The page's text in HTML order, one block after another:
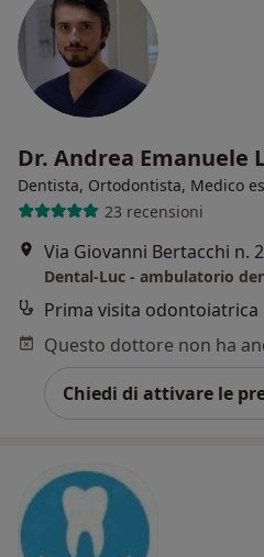
Dr. Andrea Emanuele
Dentista, Ortodontista, Medico
23 recensioni
Via Giovanni Bertacchi n.
Dental-Luc - ambulatorio
Prima visita odontoiatrica
Chiedi di attivare le